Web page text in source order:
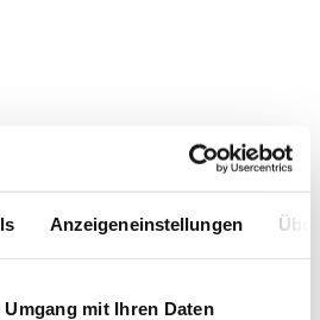
Anzeigeneinstellungen
mit Ihren Daten